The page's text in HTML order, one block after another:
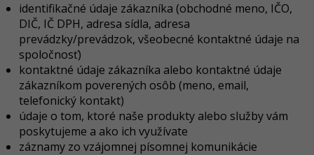
identifikačné údaje zákazníka (obchodné meno, IČO,
DIČ, IČ DPH, adresa sídla, adresa
prevádzky/prevádzok, všeobecné kontaktné údaje na
spoločnosť)
kontaktné údaje zákazníka alebo kontaktné údaje
zákazníkom poverených osôb (meno, email,
telefonický kontakt)
údaje o tom, ktoré naše produkty alebo služby vám
poskytujeme a ako ich využívate
záznamy zo vzájomnej písomnej komunikácie